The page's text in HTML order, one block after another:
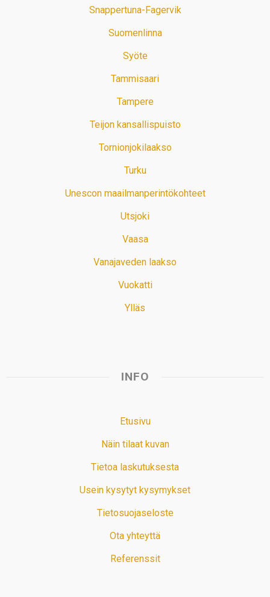
Snappertuna-Fagervik
Suomenlinna
Syöte
Tammisaari
Tampere
Teijon kansallispuisto
Tornionjokilaakso
Turku
Unescon maailmanperintökohteet
Utsjoki
Vaasa
Vanajaveden laakso
Vuokatti
Ylläs
INFO
Etusivu
Näin tilaat kuvan
Tietoa laskutuksesta
Usein kysytyt kysymykset
Tietosuojaseloste
Ota yhteyttä
Referenssit